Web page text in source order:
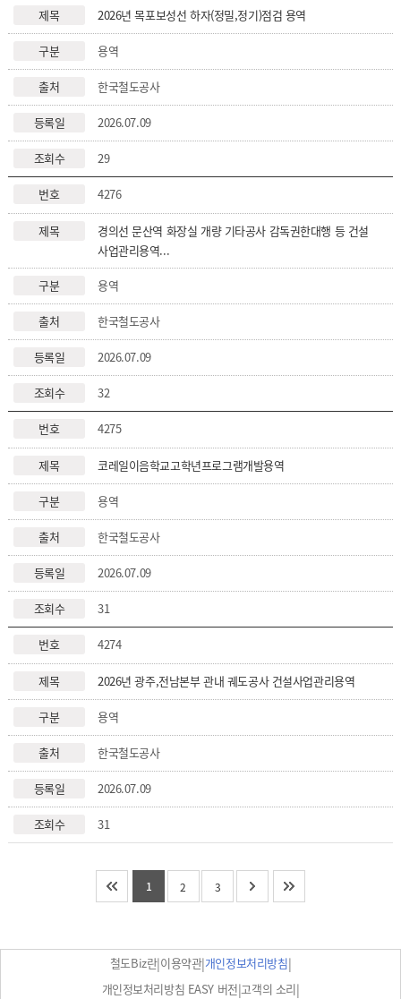
2026년 목포보성선 하자(정밀,정기)점검 용역
용역
한국철도공사
2026.07.09
29
4276
경의선 문산역 화장실 개량 기타공사 감독권한대행 등 건설
사업관리용역...
용역
한국철도공사
2026.07.09
32
4275
코레일이음학교고학년프로그램개발용역
용역
한국철도공사
2026.07.09
31
4274
2026년 광주,전남본부 관내 궤도공사 건설사업관리용역
용역
한국철도공사
2026.07.09
31
1 2 3
철도Biz란|이용약관|개인정보처리방침|
개인정보처리방침 EASY 버전|고객의 소리|